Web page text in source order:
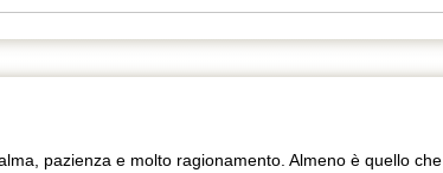
pazienza e molto ragionamento. Almeno è quello che